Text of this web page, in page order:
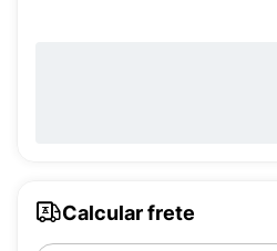
Calcular frete